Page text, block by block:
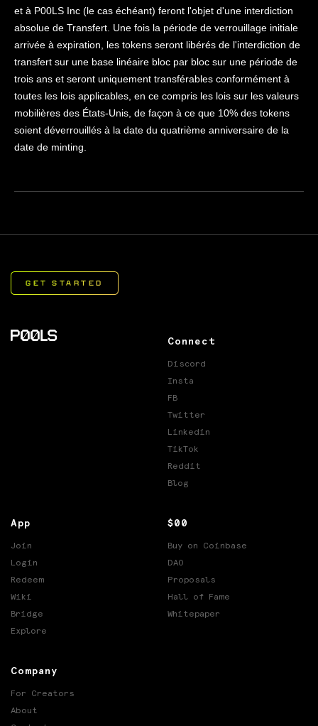
et à P00LS Inc (le cas échéant) feront l'objet d'une interdiction
absolue de Transfert. Une fois la période de verrouillage initiale
arrivée à expiration, les tokens seront libérés de l'interdiction de
transfert sur une base linéaire bloc par bloc sur une période de
trois ans et seront uniquement transférables conformément à
toutes les lois applicables, en ce compris les lois sur les valeurs
mobilières des États-Unis, de façon à ce que 10% des tokens
soient déverrouillés à la date du quatrième anniversaire de la
date de minting.
App
Join
Login
Redeem
Wiki
Bridge
Explore
Company
For Creators
About
Connect
Discord
Insta
FB
Twitter
Linkedin
TikTok
Reddit
Blog
$00
Buy on Coinbase
DAO
Proposals
Hall of Fame
Whitepaper